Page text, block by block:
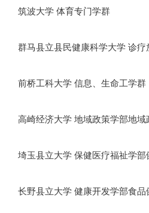
筑波大学 体育专门学群
群马县立县民健康科学大学 诊疗
前桥工科大学 信息、生命工学群
高崎经济大学 地域政策学部地域
埼玉县立大学 保健医疗福祉学部
长野县立大学 健康开发学部食品